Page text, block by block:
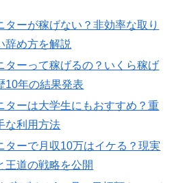
ターが稼げない？非効率な取り
辞め方を解説
ターって稼げるの？いくら稼げ
10年の結果発表
ターは大学生にもおすすめ？重
な利用方法
ターで月収10万はイケる？現実
王道の戦略を公開